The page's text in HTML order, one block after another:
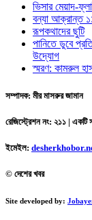
ভিসার মেয়াদ-
বন্যা আক্রান্ত
রূপকথাদের ছুটি
পানিতে ডুবে
উদ্যোগ
স্মরণ: কামরুল
সম্পাদক: মীর মাসরুর জামান
রেজিস্ট্রেশন নং: ২১১ | একটি
ইমেইল:
© দেশের খবর
Site developed by: